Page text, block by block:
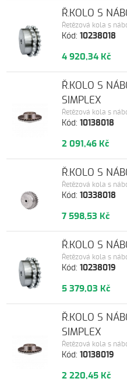
Kód:10238018
Řetězová kola s
Ř.KOLO S
4 920,34 Kč
Kód:10138018
Řetězová kola s
Ř.KOLO S
SIMPLEX
2 091,46 Kč
Kód:10338018
Řetězová kola s
Ř.KOLO S
7 598,53 Kč
Kód:10238019
Řetězová kola s
Ř.KOLO S
5 379,03 Kč
Kód:10138019
Řetězová kola s
Ř.KOLO S
SIMPLEX
2 220,45 Kč